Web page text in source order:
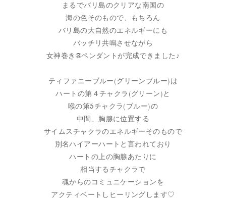
まるでバリ島のクリアな南国の
海の色そのもので、もちろん
バリ島の大自然のエネルギーにも
バッチリ共鳴させながら
女神巻き®︎ペンダントが完成できました♪
ティファニーブルー(グリーンブルー)は
ハートの第４チャクラ(グリーン)と
喉の第5チャクラ(ブルー)の
中間、胸腺に位置する
サイムスチャクラのエネルギーそのもので
別名ハイアーハートと言われており
ハートの上の胸腺あたりに
相当するチャクラで
魂からのコミュニケーションを
アクティベートしヒーリングします♡